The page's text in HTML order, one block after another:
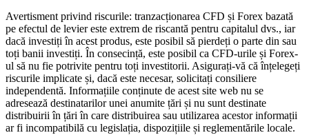
Avertisment privind riscurile: tranzacționarea CFD și Forex bazată
pe efectul de levier este extrem de riscantă pentru capitalul dvs., iar
dacă investiți în acest produs, este posibil să pierdeți o parte din sau
toți banii investiți. În consecință, este posibil ca CFD-urile și Forex-
ul să nu fie potrivite pentru toți investitorii. Asigurați-vă că înțelegeți
riscurile implicate și, dacă este necesar, solicitați consiliere
independentă. Informațiile conținute de acest site web nu se
adresează destinatarilor unei anumite țări și nu sunt destinate
distribuirii în țări în care distribuirea sau utilizarea acestor informații
ar fi incompatibilă cu legislația, dispozițiile și reglementările locale.